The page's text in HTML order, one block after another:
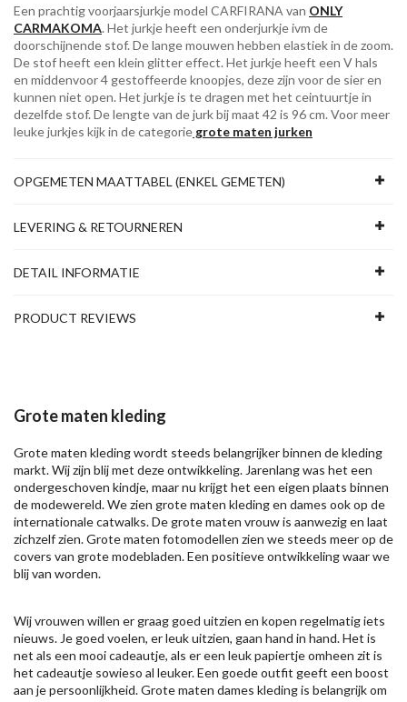
Een prachtig voorjaarsjurkje model CARFIRANA van ONLY
CARMAKOMA. Het jurkje heeft een onderjurkje ivm de
doorschijnende stof. De lange mouwen hebben elastiek in de zoom.
De stof heeft een klein glitter effect. Het jurkje heeft een V hals
en middenvoor 4 gestoffeerde knoopjes, deze zijn voor de sier en
kunnen niet open. Het jurkje is te dragen met het ceintuurtje in
dezelfde stof. De lengte van de jurk bij maat 42 is 96 cm. Voor meer
leuke jurkjes kijk in de categorie grote maten jurken
OPGEMETEN MAATTABEL (ENKEL GEMETEN)
LEVERING & RETOURNEREN
DETAIL INFORMATIE
PRODUCT REVIEWS
Grote maten kleding
Grote maten kleding wordt steeds belangrijker binnen de kleding
markt. Wij zijn blij met deze ontwikkeling. Jarenlang was het een
ondergeschoven kindje, maar nu krijgt het een eigen plaats binnen
de modewereld. We zien grote maten kleding en dames ook op de
internationale catwalks. De grote maten vrouw is aanwezig en laat
zichzelf zien. Grote maten fotomodellen zien we steeds meer op de
covers van grote modebladen. Een positieve ontwikkeling waar we
blij van worden.
Wij vrouwen willen er graag goed uitzien en kopen regelmatig iets
nieuws. Je goed voelen, er leuk uitzien, gaan hand in hand. Het is
net als een mooi cadeautje, als er een leuk papiertje omheen zit is
het cadeautje sowieso al leuker. Een goede outfit geeft een boost
aan je persoonlijkheid. Grote maten dames kleding is belangrijk om